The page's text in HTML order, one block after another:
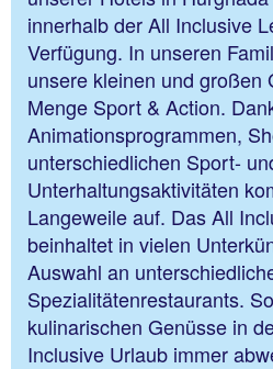
innerhalb der All Inclusive
Verfügung. In unseren
unsere kleinen und großen
Menge Sport & Action.
Animationsprogrammen,
unterschiedlichen Sport-
Unterhaltungsaktivitäten
Langeweile auf. Das All
beinhaltet in vielen
Auswahl an
Spezialitätenrestaurants.
kulinarischen Genüsse in
Inclusive Urlaub immer